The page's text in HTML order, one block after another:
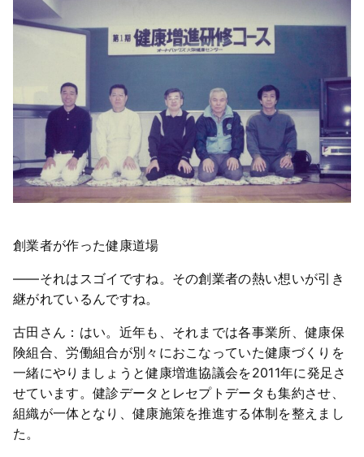
創業者が作った健康道場
――それはスゴイですね。その創業者の熱い想いが引き
継がれているんですね。
古田さん：はい。近年も、それまでは各事業所、健康保
険組合、労働組合が別々におこなっていた健康づくりを
一緒にやりましょうと健康増進協議会を2011年に発足さ
せています。健診データとレセプトデータも集約させ、
組織が一体となり、健康施策を推進する体制を整えまし
た。